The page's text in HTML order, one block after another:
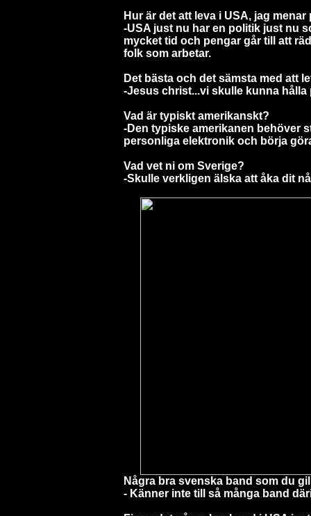
Hur är det att leva i USA, jag
-USA just nu har en politik just nu
mycket tid och pengar går till att
folk som arbetar.
Det bästa och det sämsta med att
-Jesus christ...vi skulle kunna hålla
Vad är typiskt amerikanskt?
-Den typiske amerikanen behöver
personliga elektronik och börja
Vad vet ni om Sverige?
-Skulle verkligen älska att åka dit
Några bra svenska band som du
- Känner inte till så många band